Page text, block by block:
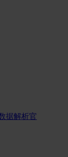
据解析官